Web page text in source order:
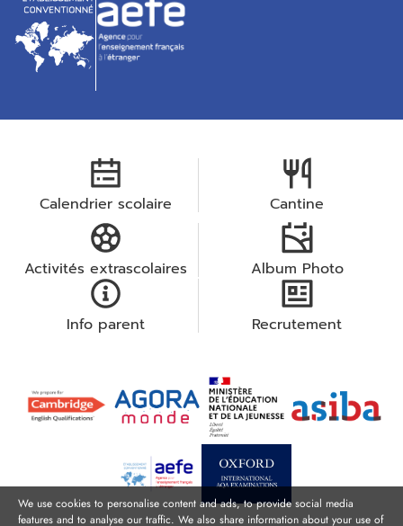
Calendrier scolaire Cantine
Activités extrascolaires Album Photo
Info parent Recrutement
We use cookies to personalise content and ads, to provide social media
features and to analyse our traffic. We also share information about your use of